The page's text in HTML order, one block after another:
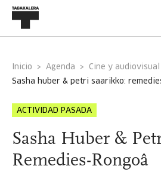
Inicio Agenda
Cine y audiovisual
sasha huber & petri saarikko:
ACTIVIDAD PASADA
Sasha Huber &
Remedies-Rongoâ